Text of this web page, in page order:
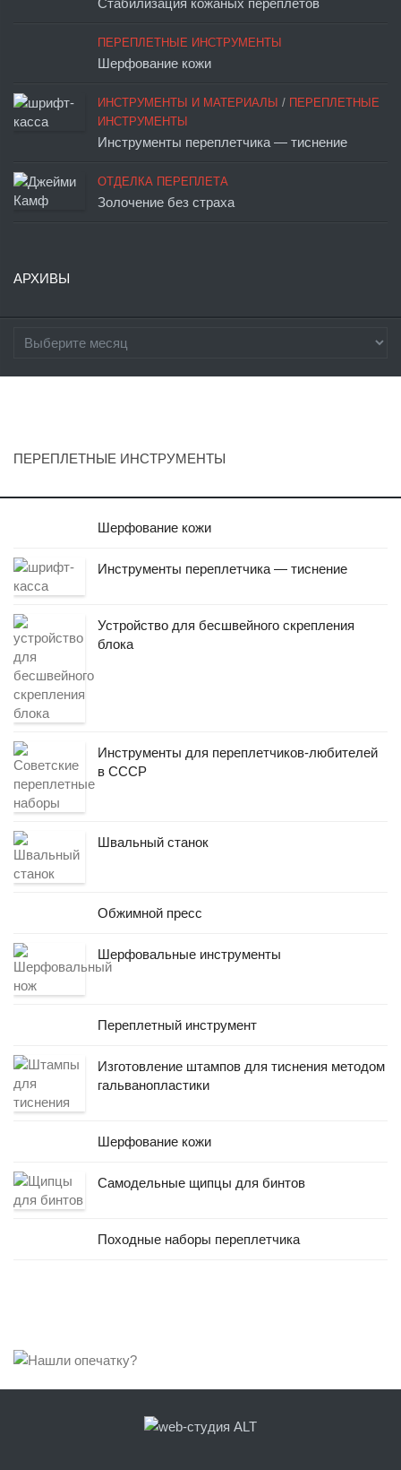
Стабилизация кожаных переплетов
ПЕРЕПЛЕТНЫЕ ИНСТРУМЕНТЫ
Шерфование кожи
ИНСТРУМЕНТЫ И МАТЕРИАЛЫ / ПЕРЕПЛЕТНЫЕ
ИНСТРУМЕНТЫ
Инструменты переплетчика — тиснение
ОТДЕЛКА ПЕРЕПЛЕТА
Золочение без страха
АРХИВЫ
ПЕРЕПЛЕТНЫЕ ИНСТРУМЕНТЫ
Шерфование кожи
Инструменты переплетчика — тиснение
Устройство для бесшвейного скрепления
блока
Инструменты для переплетчиков-любителей
в СССР
Швальный станок
Обжимной пресс
Шерфовальные инструменты
Переплетный инструмент
Изготовление штампов для тиснения методом
гальванопластики
Шерфование кожи
Самодельные щипцы для бинтов
Походные наборы переплетчика